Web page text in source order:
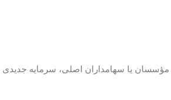
یا سهامداران اصلی، سرمایه جدیدی